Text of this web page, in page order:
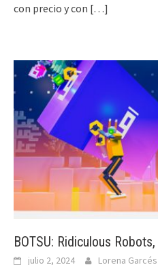
con precio y con […]
BOTSU: Ridiculous
julio 2, 2024 Lorena